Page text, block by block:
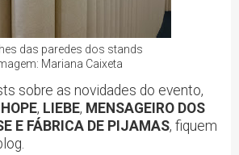
das paredes dos stands
Mariana Caixeta
sobre as novidades do evento,
HOPE, LIEBE, MENSAGEIRO DOS
E FÁBRICA DE PIJAMAS, fiquem